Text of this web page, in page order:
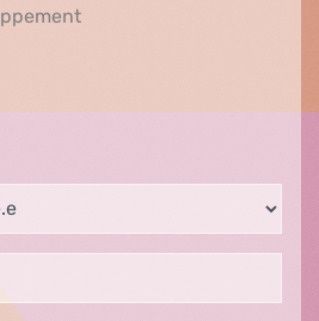
International, Affaires
only